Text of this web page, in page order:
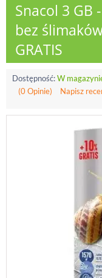
Snacol 3 GB
bez
GRATIS
Dostępność:W
(0 Opinie)
Napisz